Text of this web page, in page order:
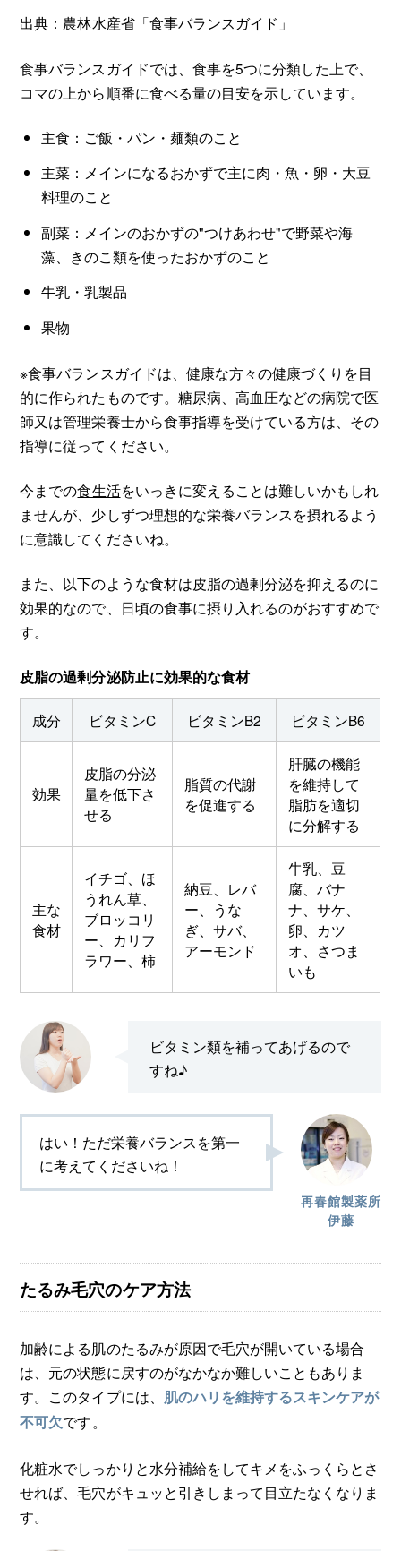
出典： 農林水産省「食事バランスガイド」
食事バランスガイドでは、食事を5つに分類した上で、
コマの上から順番に食べる量の目安を示しています。
主食：ご飯・パン・麺類のこと
主菜：メインになるおかずで主に肉・魚・卵・大豆
料理のこと
副菜：メインのおかずの"つけあわせ"で野菜や海
藻、きのこ類を使ったおかずのこと
牛乳・乳製品
果物
※食事バランスガイドは、健康な方々の健康づくりを目
的に作られたものです。糖尿病、高血圧などの病院で医
師又は管理栄養士から食事指導を受けている方は、その
指導に従ってください。
今までの食生活をいっきに変えることは難しいかもしれ
ませんが、少しずつ理想的な栄養バランスを摂れるよう
に意識してくださいね。
また、以下のような食材は皮脂の過剰分泌を抑えるのに
効果的なので、日頃の食事に摂り入れるのがおすすめで
す。
皮脂の過剰分泌防止に効果的な食材
成分 ビタミンC ビタミンB2 ビタミンB6
効果
皮脂の分泌
量を低下さ
せる
脂質の代謝
を促進する
肝臓の機能
を維持して
脂肪を適切
に分解する
主な
食材
イチゴ、ほ
うれん草、
ブロッコリ
ー、カリフ
ラワー、柿
納豆、レバ
ー、うな
ぎ、サバ、
アーモンド
牛乳、豆
腐、バナ
ナ、サケ、
卵、カツ
オ、さつま
いも
ビタミン類を補ってあげるので
すね♪
再春館製薬所
伊藤
はい！ただ栄養バランスを第一
に考えてくださいね！
たるみ毛穴のケア方法
加齢による肌のたるみが原因で毛穴が開いている場合
は、元の状態に戻すのがなかなか難しいこともありま
す。このタイプには、 肌のハリを維持するスキンケアが
不可欠です。
化粧水でしっかりと水分補給をしてキメをふっくらとさ
せれば、毛穴がキュッと引きしまって目立たなくなりま
す。